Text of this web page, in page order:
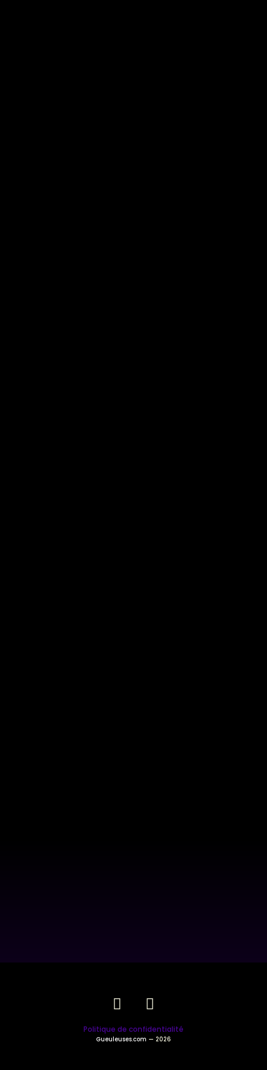
Politique de confidentialité
Gueuleuses.com — 2026